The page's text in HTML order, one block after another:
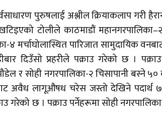
पुरुषलाई अश्लील क्रियाकलाप गरी
टोलीले काठमाडौं
४ मर्चाघोलास्थित पारिजात सामुदायिक
दिउँसो प्रहरीले पक्राउ गरेको छ ।
र सोही नगरपालिका-२ चिसापानी बस्ने ५०
अवैध लागूऔषध चरेस जस्तो देखिने पदार्थ
गरेको छ । पक्राउ पर्नेहरूमा सोही